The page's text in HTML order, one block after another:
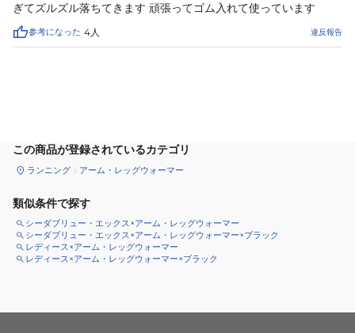
ぎてズルズル落ちてきます 頑張ってゴム入れて使っています
参考になった 4人 違反報告
この商品が登録されているカテゴリ
ランニング アーム・レッグウォーマー
類似条件で探す
シーダブリュー・エックス×アーム・レッグウォーマー
シーダブリュー・エックス×アーム・レッグウォーマー×ブラック
レディース×アーム・レッグウォーマー
レディース×アーム・レッグウォーマー×ブラック